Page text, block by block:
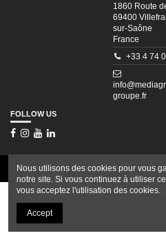
1860 Route
69400
sur-Saône
France
+33 4 74
groupe.fr
FOLLOW US
Tous droits réservés ©
Nous utilisons des cookies pour vous
notre site. Si vous continuez à utiliser
vous acceptez l'utilisation des cookies.
Accept